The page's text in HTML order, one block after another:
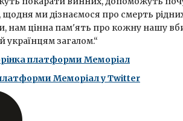
щодня ми дізнаємося про смерть
нам цінна пам'ять про кожну нашу
українцям загалом.“
платформи Меморіал
Меморіал у Twitter